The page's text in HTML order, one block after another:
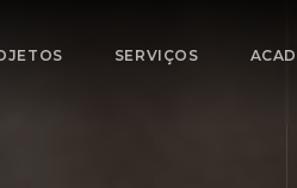
SERVIÇOS